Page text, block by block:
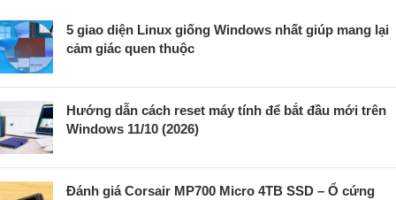
5 giao diện Linux giống Windows nhất giúp mang lại
cảm giác quen thuộc
Hướng dẫn cách reset máy tính để bắt đầu mới trên
Windows 11/10 (2026)
Đánh giá Corsair MP700 Micro 4TB SSD – Ổ cứng